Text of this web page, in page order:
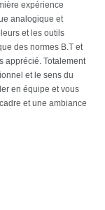
expérience
analogique et
et les outils
des normes B.T et
apprécié. Totalement
et le sens du
en équipe et vous
et une ambiance